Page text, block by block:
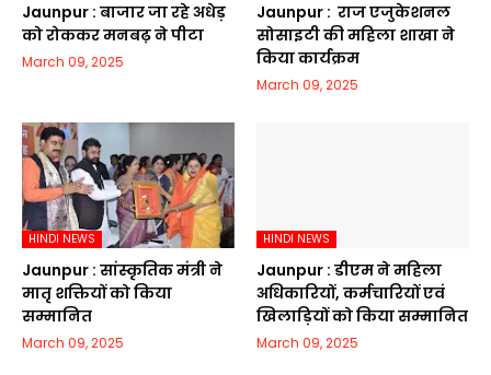
Jaunpur :​ बाजार जा रहे अधेड़
को रोककर मनबढ़ ने पीटा
March 09, 2025
Jaunpur : ​ ​राज एजुकेशनल
सोसाइटी की महिला शाखा ने
किया कार्यक्रम
March 09, 2025
HINDI NEWS
Jaunpur :​ सांस्कृतिक मंत्री ने
मातृ शक्तियों को किया
सम्मानित
March 09, 2025
HINDI NEWS
Jaunpur :​ डीएम ने महिला
अधिकारियों, कर्मचारियों एवं
खिलाड़ियों को किया सम्मानित
March 09, 2025